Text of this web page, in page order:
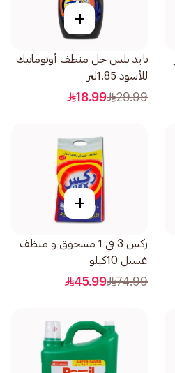
+
تايد بلس جل منظف أوتوماتيك
للأسود 1.85لتر
29.99
18.99
+
ركس 3 في 1 مسحوق و منظف
غسيل 10كيلو
74.99
45.99